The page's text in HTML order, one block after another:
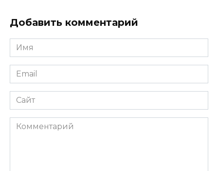
Добавить комментарий
Имя
*
Email
*
Сайт
Комментарий